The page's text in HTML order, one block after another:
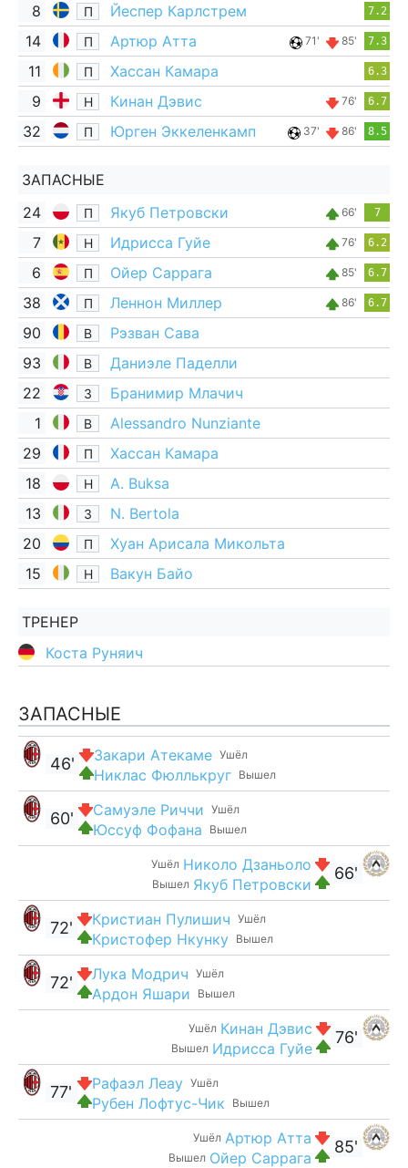
8 П Йеспер Карлстрем 7.2
14 П Артюр Атта 71' 85' 7.3
11 П Хассан Камара 6.3
9 Н Кинан Дэвис 76' 6.7
32 П Юрген Эккеленкамп 37' 86' 8.5
ЗАПАСНЫЕ
24
П Якуб Петровски 66' 7
7 Н Идрисса Гуйе 76' 6.2
6 П Ойер Саррага 85' 6.7
38 П Леннон Миллер 86' 6.7
90 В
Рэзван Сава
93
В
Даниэле Паделли
22
З
Бранимир Млачич
1
В
Alessandro Nunziante
29
П
Хассан Камара
18
Н
A. Buksa
13
З
N. Bertola
20
П
Хуан Арисала Микольта
15
Н Вакун Байо
ТРЕНЕР
Коста Руняич
ЗАПАСНЫЕ
Ушёл
Закари Атекаме
Вышел
Никлас Фюллькруг
46'
Ушёл
Самуэле Риччи
Вышел
Юссуф Фофана
60'
66'
Ушёл Николо Дзаньоло
Вышел Якуб Петровски
Ушёл
Кристиан Пулишич
Вышел
Кристофер Нкунку
72'
Ушёл
Лука Модрич
Вышел
Ардон Яшари
72'
76'
Ушёл Кинан Дэвис
Вышел Идрисса Гуйе
Ушёл
Рафаэл Леау
Вышел
Рубен Лофтус-Чик
77'
85'
Ушёл Артюр Атта
Вышел Ойер Саррага